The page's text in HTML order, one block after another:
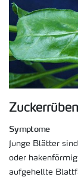
Symptome
Junge Blätter
oder
aufgehellte